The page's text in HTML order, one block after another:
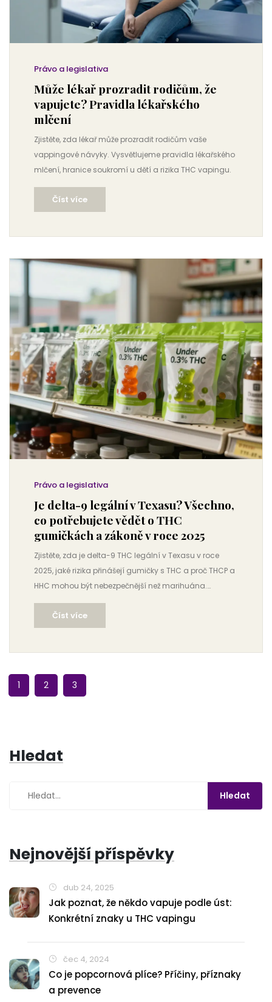
Právo a legislativa
Může lékař prozradit rodičům, že
vapujete? Pravidla lékařského
mlčení
Zjistěte, zda lékař může prozradit rodičům vaše
vappingové návyky. Vysvětlujeme pravidla lékařského
mlčení, hranice soukromí u dětí a rizika THC vapingu.
Číst více
Právo a legislativa
Je delta-9 legální v Texasu? Všechno,
co potřebujete vědět o THC
gumičkách a zákoně v roce 2025
Zjistěte, zda je delta-9 THC legální v Texasu v roce
2025, jaké rizika přinášejí gumičky s THC a proč THCP a
HHC mohou být nebezpečnější než marihuána.
Všechno, co potřebujete vědět, abyste se vyhnuli
zatčení.Číst více
1 2 3
Hledat
Nejnovější příspěvky
dub 24, 2025
Jak poznat, že někdo vapuje podle úst:
Konkrétní znaky u THC vapingu
čec 4, 2024
Co je popcornová plíce? Příčiny, příznaky
a prevence